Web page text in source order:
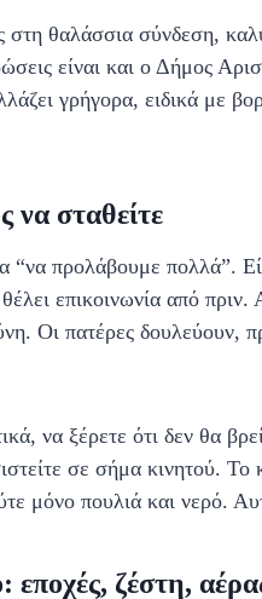
στη θαλάσσια σύνδεση,
είναι και ο Δήμος
γρήγορα, ειδικά με
να σταθείτε
“να προλάβουμε πολλά”.
θέλει επικοινωνία από
Οι πατέρες δουλεύουν,
να ξέρετε ότι δεν θα
σε σήμα κινητού.
μόνο πουλιά και νερό.
εποχές, ζέστη,